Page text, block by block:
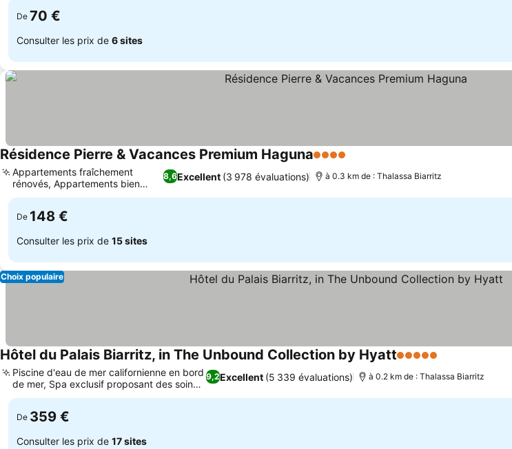
De 70 €
Consulter les prix de 6 sites
Résidence Pierre & Vacances Premium Haguna4 Étoiles
8,6Excellent (3 978 évaluations)
Appartements fraîchement
rénovés, Appartements bien
équipés
à 0.3 km de : Thalassa Biarritz
De 148 €
Consulter les prix de 15 sites
Choix populaire
Hôtel du Palais Biarritz, in The Unbound Collection by Hyatt5 Étoiles
9,2Excellent (5 339 évaluations)
Piscine d'eau de mer californienne en bord
de mer, Spa exclusif proposant des soins
Guerlain
à 0.2 km de : Thalassa Biarritz
De 359 €
Consulter les prix de 17 sites